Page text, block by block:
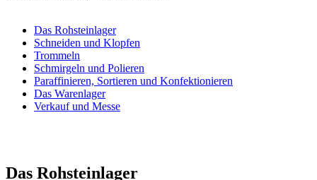
Das Rohsteinlager
Schneiden und Klopfen
Trommeln
Schmirgeln und Polieren
Paraffinieren, Sortieren und Konfektionieren
Das Warenlager
Verkauf und Messe
Das Rohsteinlager